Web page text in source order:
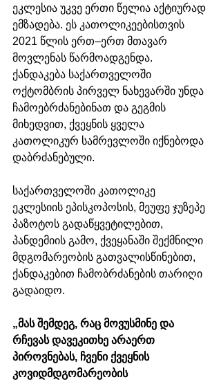
ეკლესია უკვე ერთი წელია აქტიურად
ემზადება. ეს კათოლიკეებისთვის
2021 წლის ერთ–ერთ მთავარ
მოვლენას წარმოადგენდა.
ქანდაკება საქართველოში
ოქტომბრის პირველ ნახევარში უნდა
ჩამოებრძანებინათ და გეგმის
მიხედვით, ქვეყნის ყველა
კათოლიკურ სამრევლოში იქნებოდა
დაბრძანებული.
საქართველოში კათოლიკე
ეკლესიის ეპისკოპოსის, მეუფე ჯუზეპე
პაზოტოს გადაწყვეტილებით,
პანდემიის გამო, ქვეყანაში შექმნილი
მდგომარეობის გათვალისწინებით,
ქანდაკებით ჩამობრძანების თარიღი
გადაიდო.
„მას შემდეგ, რაც მოვუსმინე და
რჩევას დავეკითხე არაერთ
პიროვნებას, ჩვენი ქვეყნის
კოვიდმდგომარეობის